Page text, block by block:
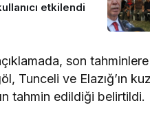
etkilendi
son
Tunceli ve Elazığ’ın
tahmin edildiği belirtildi.